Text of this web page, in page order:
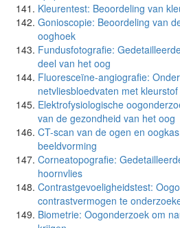
Kleurentest: Beoordeling van
Gonioscopie: Beoordeling van
ooghoek
Fundusfotografie:
deel van het oog
Fluoresceïne-angiografie:
netvliesbloedvaten met kleurstof
Elektrofysiologische
van de gezondheid van het oog
CT-scan van de ogen en
beeldvorming
Corneatopografie:
hoornvlies
Contrastgevoeligheidstest:
contrastvermogen te
Biometrie: Oogonderzoek om